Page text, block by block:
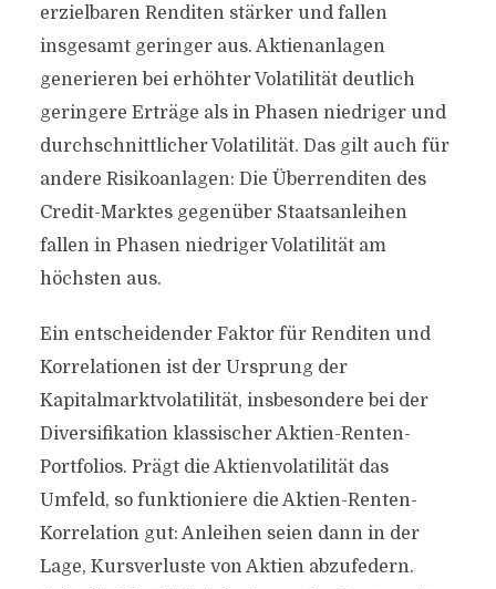
erzielbaren Renditen stärker und fallen
insgesamt geringer aus. Aktienanlagen
generieren bei erhöhter Volatilität deutlich
geringere Erträge als in Phasen niedriger und
durchschnittlicher Volatilität. Das gilt auch für
andere Risikoanlagen: Die Überrenditen des
Credit-Marktes gegenüber Staatsanleihen
fallen in Phasen niedriger Volatilität am
höchsten aus.
Ein entscheidender Faktor für Renditen und
Korrelationen ist der Ursprung der
Kapitalmarktvolatilität, insbesondere bei der
Diversifikation klassischer Aktien-Renten-
Portfolios. Prägt die Aktienvolatilität das
Umfeld, so funktioniere die Aktien-Renten-
Korrelation gut: Anleihen seien dann in der
Lage, Kursverluste von Aktien abzufedern.